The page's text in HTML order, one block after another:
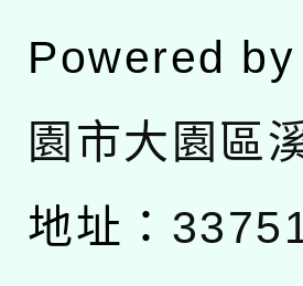
Powered by
園市大園區
地址：